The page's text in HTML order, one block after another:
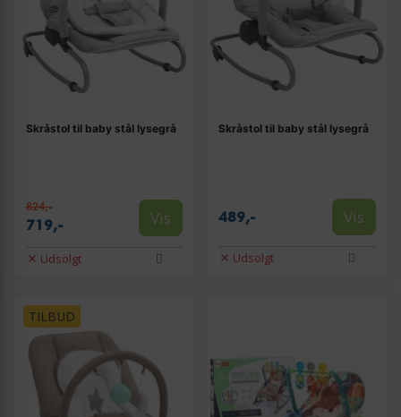
Skråstol til baby stål lysegrå
824,-
719,- Vis
Udsolgt
Skråstol til baby stål lysegrå
489,- Vis
Udsolgt
TILBUD